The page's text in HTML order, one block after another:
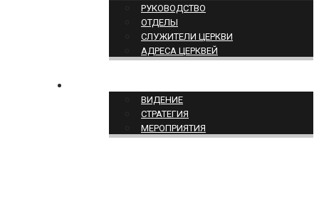
РУКОВОДСТВО
ОТДЕЛЫ
СЛУЖИТЕЛИ ЦЕРКВИ
АДРЕСА ЦЕРКВЕЙ
ВИДЕНИЕ
СТРАТЕГИЯ
МЕРОПРИЯТИЯ